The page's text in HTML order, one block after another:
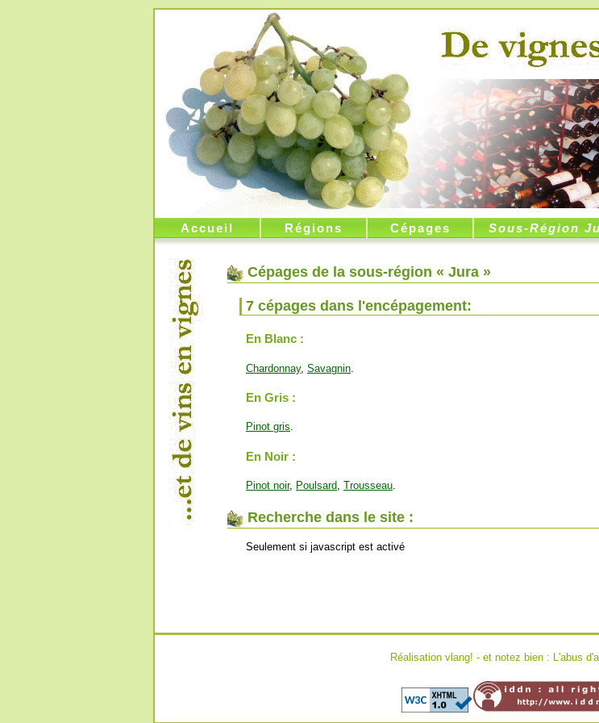
Accueil Régions Cépages Sous-Région
Cépages de la sous-région « Jura »
7 cépages dans l'encépagement:
En Blanc :
Chardonnay, Savagnin
En Gris :
Pinot gris.
En Noir :
Pinot noir, Poulsard, Trousseau.
Recherche dans le site :
Seulement si javascript est activé
Réalisation vlang! - et notez bien : L'abus